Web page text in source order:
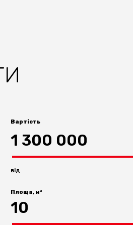
Вартість
1 300 000
від
Площа, м²
10